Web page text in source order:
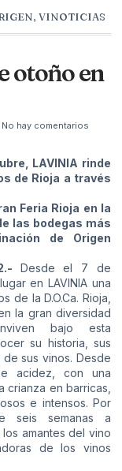
, VINOTICIAS
otoño en
No hay comentarios
LAVINIA rinde
de Rioja a través
Feria Rioja en la
las bodegas más
de Origen
Desde el 7 de
en LAVINIA una
de la D.O.Ca. Rioja,
la gran diversidad
bajo esta
su historia, sus
sus vinos. Desde
acidez, con una
crianza en barricas,
e intensos. Por
seis semanas a
amantes del vino
de los vinos